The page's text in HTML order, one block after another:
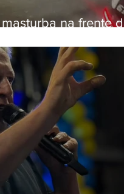
na frente de